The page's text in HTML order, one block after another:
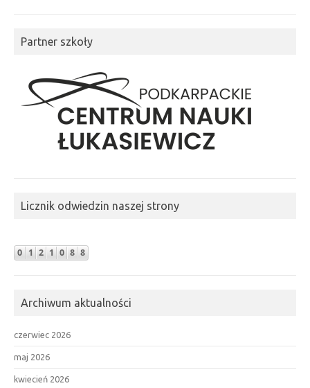
Partner szkoły
Licznik odwiedzin naszej strony
Archiwum aktualności
czerwiec 2026
maj 2026
kwiecień 2026